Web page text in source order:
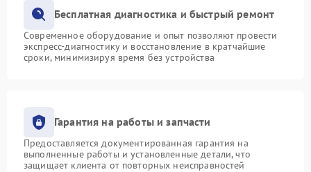
Бесплатная диагностика и быстрый ремонт
Современное оборудование и опыт позволяют провести
экспресс-диагностику и восстановление в кратчайшие
сроки, минимизируя время без устройства
Гарантия на работы и запчасти
Предоставляется документированная гарантия на
выполненные работы и установленные детали, что
защищает клиента от повторных неисправностей